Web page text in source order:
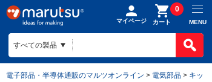
マイページ カート
0
MENU
電子部品・半導体通販のマルツオンライン > 電気部品 > キッ